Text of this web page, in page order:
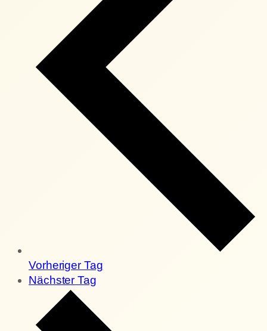
Vorheriger Tag
Nächster Tag